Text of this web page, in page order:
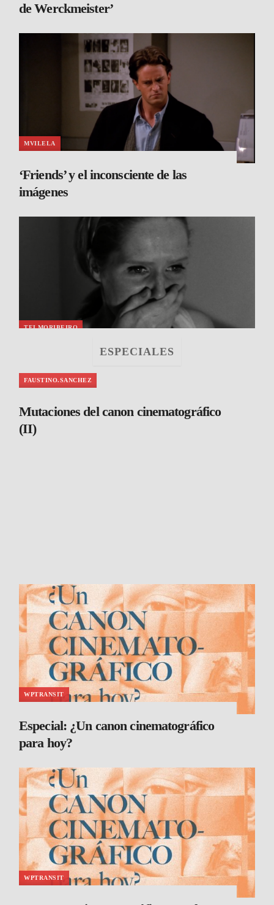
de Werckmeister’
MVILELA
‘Friends’ y el inconsciente de las
imágenes
TELMORIBEIRO
¿Qué es el cine?ESPECIALES
FAUSTINO.SANCHEZ
Mutaciones del canon cinematográfico
(II)
WPTRANSIT
Especial: ¿Un canon cinematográfico
para hoy?
WPTRANSIT